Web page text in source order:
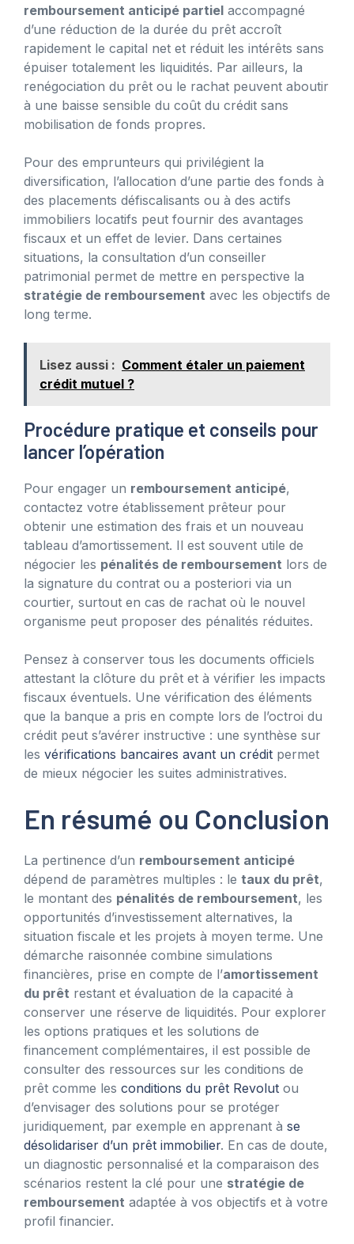
remboursement anticipé partiel accompagné
d’une réduction de la durée du prêt accroît
rapidement le capital net et réduit les intérêts sans
épuiser totalement les liquidités. Par ailleurs, la
renégociation du prêt ou le rachat peuvent aboutir
à une baisse sensible du coût du crédit sans
mobilisation de fonds propres.
Pour des emprunteurs qui privilégient la
diversification, l’allocation d’une partie des fonds à
des placements défiscalisants ou à des actifs
immobiliers locatifs peut fournir des avantages
fiscaux et un effet de levier. Dans certaines
situations, la consultation d’un conseiller
patrimonial permet de mettre en perspective la
stratégie de remboursement avec les objectifs de
long terme.
Lisez aussi : Comment étaler un paiement
crédit mutuel ?
Procédure pratique et conseils pour
lancer l’opération
Pour engager un remboursement anticipé,
contactez votre établissement prêteur pour
obtenir une estimation des frais et un nouveau
tableau d’amortissement. Il est souvent utile de
négocier les pénalités de remboursement lors de
la signature du contrat ou a posteriori via un
courtier, surtout en cas de rachat où le nouvel
organisme peut proposer des pénalités réduites.
Pensez à conserver tous les documents officiels
attestant la clôture du prêt et à vérifier les impacts
fiscaux éventuels. Une vérification des éléments
que la banque a pris en compte lors de l’octroi du
crédit peut s’avérer instructive : une synthèse sur
les vérifications bancaires avant un crédit permet
de mieux négocier les suites administratives.
En résumé ou Conclusion
La pertinence d’un remboursement anticipé
dépend de paramètres multiples : le taux du prêt,
le montant des pénalités de remboursement, les
opportunités d’investissement alternatives, la
situation fiscale et les projets à moyen terme. Une
démarche raisonnée combine simulations
financières, prise en compte de l’amortissement
du prêt restant et évaluation de la capacité à
conserver une réserve de liquidités. Pour explorer
les options pratiques et les solutions de
financement complémentaires, il est possible de
consulter des ressources sur les conditions de
prêt comme les conditions du prêt Revolut ou
d’envisager des solutions pour se protéger
juridiquement, par exemple en apprenant à se
désolidariser d’un prêt immobilier. En cas de doute,
un diagnostic personnalisé et la comparaison des
scénarios restent la clé pour une stratégie de
remboursement adaptée à vos objectifs et à votre
profil financier.